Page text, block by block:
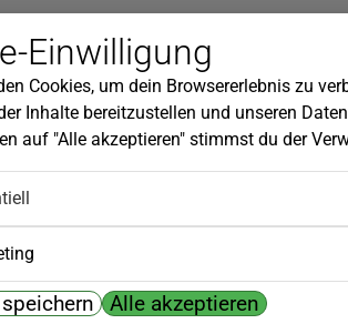
Newsletter!
Kundenservice
Versandkosten
Borago ist
Einwilligung
Cookies, um dein Browsererlebnis zu
Inhalte bereitzustellen und unseren
auf "Alle akzeptieren" stimmst du der
Alle akzeptieren